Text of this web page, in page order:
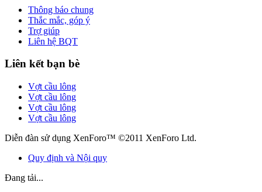
Thông báo chung
Thắc mắc, góp ý
Trợ giúp
Liên hệ BQT
Liên kết bạn bè
Vợt cầu lông
Vợt cầu lông
Vợt cầu lông
Vợt cầu lông
Diễn đàn sử dụng XenForo™ ©2011 XenForo Ltd.
Quy định và Nội quy
Đang tải...